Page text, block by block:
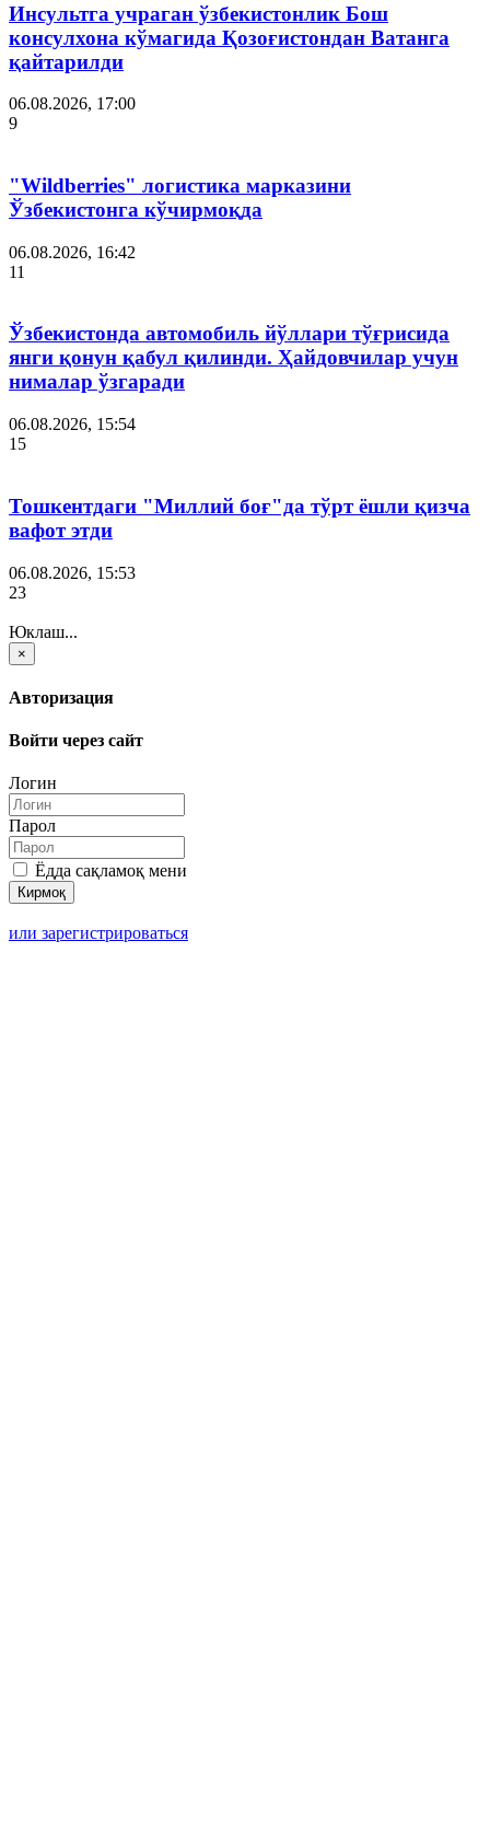
Инсультга учраган ўзбекистонлик Бош
консулхона кўмагида Қозоғистондан Ватанга
қайтарилди
06.08.2026, 17:00
9
"Wildberries" логистика марказини
Ўзбекистонга кўчирмоқда
06.08.2026, 16:42
11
Ўзбекистонда автомобиль йўллари тўғрисида
янги қонун қабул қилинди. Ҳайдовчилар учун
нималар ўзгаради
06.08.2026, 15:54
15
Тошкентдаги "Миллий боғ"да тўрт ёшли қизча
вафот этди
06.08.2026, 15:53
23
Юклаш...
×
Авторизация
Войти через сайт
Логин
Парол
Ёдда сақламоқ мени
или зарегистрироваться